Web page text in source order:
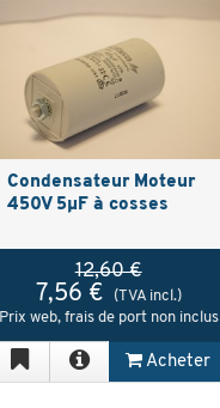
Condensateur Moteur
450V 5µF à cosses
12,60 €
7,56 €
(TVA incl.)
Prix web, frais de port non inclus
Acheter